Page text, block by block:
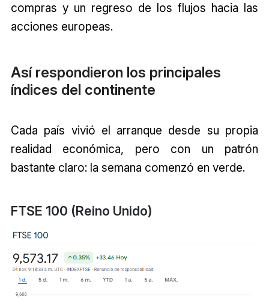
compras y un regreso de los flujos hacia las
acciones europeas.
Así respondieron los principales
índices del continente
Cada país vivió el arranque desde su propia
realidad económica, pero con un patrón
bastante claro: la semana comenzó en verde.
FTSE 100 (Reino Unido)